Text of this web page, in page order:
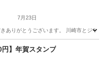
7月23日
ありがとうございます。 川崎市とジ
リユース
】年賀スタンプ